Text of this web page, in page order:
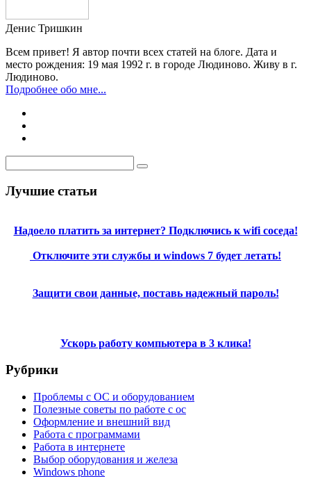
Денис Тришкин
Всем привет! Я автор почти всех статей на блоге. Дата и
место рождения: 19 мая 1992 г. в городе Людиново. Живу в г.
Людиново.
Подробнее обо мне...
Лучшие статьи
Надоело платить за интернет? Подключись к wifi соседа!
Отключите эти службы и windows 7 будет летать!
Защити свои данные, поставь надежный пароль!
Ускорь работу компьютера в 3 клика!
Рубрики
Проблемы с ОС и оборудованием
Полезные советы по работе с ос
Оформление и внешний вид
Работа с программами
Работа в интернете
Выбор оборудования и железа
Windows phone